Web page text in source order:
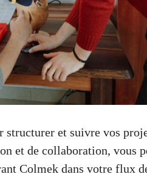
structurer et suivre vos
et de collaboration, vous
Colmek dans votre flux